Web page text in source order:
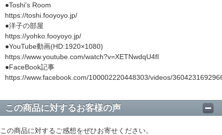
●Toshi's Room
https://toshi.fooyoyo.jp/
●洋子の部屋
https://yohko.fooyoyo.jp/
●YouTube動画(HD:1920×1080)
https://www.youtube.com/watch?v=XETNwdqU4fI
●FaceBook記事
https://www.facebook.com/100002220448303/videos/
この商品に対するお客様の声
この商品に対するご感想をぜひお寄せください。